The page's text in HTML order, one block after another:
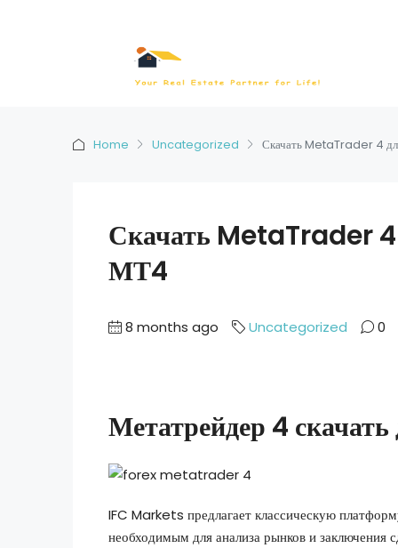
Home Uncategorized Скачать MetaTrader 4
Скачать MetaTrader 4
МТ4
8 months ago Uncategorized 0
Метатрейдер 4
IFC Markets предлагает классическую
необходимым для анализа рынков и